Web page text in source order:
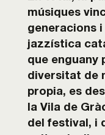
músiques
generacions i
jazzística
que enguany
diversitat de
propia, es
la Vila de
del festival, i